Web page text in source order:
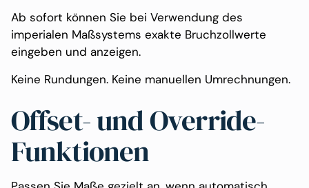
Ab sofort können Sie bei Verwendung des
imperialen Maßsystems exakte Bruchzollwerte
eingeben und anzeigen.
Keine Rundungen. Keine manuellen Umrechnungen.
Offset- und Override-
Funktionen